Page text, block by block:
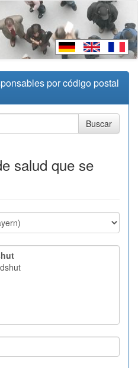
por código postal
salud que se